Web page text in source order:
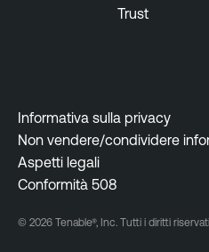
Trust
Informativa sulla privacy
Non vendere/condividere
Aspetti legali
Conformità 508
© 2026 Tenable®, Inc. Tutti i diritti riservati